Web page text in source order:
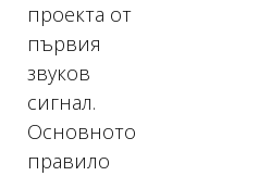
проекта от
първия
звуков
сигнал.
Основното
правило